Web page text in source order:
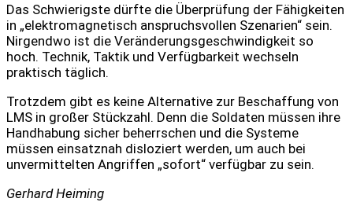
Das Schwierigste dürfte die Überprüfung der Fähigkeiten
in „elektromagnetisch anspruchsvollen Szenarien“ sein.
Nirgendwo ist die Veränderungsgeschwindigkeit so
hoch. Technik, Taktik und Verfügbarkeit wechseln
praktisch täglich.
Trotzdem gibt es keine Alternative zur Beschaffung von
LMS in großer Stückzahl. Denn die Soldaten müssen ihre
Handhabung sicher beherrschen und die Systeme
müssen einsatznah disloziert werden, um auch bei
unvermittelten Angriffen „sofort“ verfügbar zu sein.
Gerhard Heiming